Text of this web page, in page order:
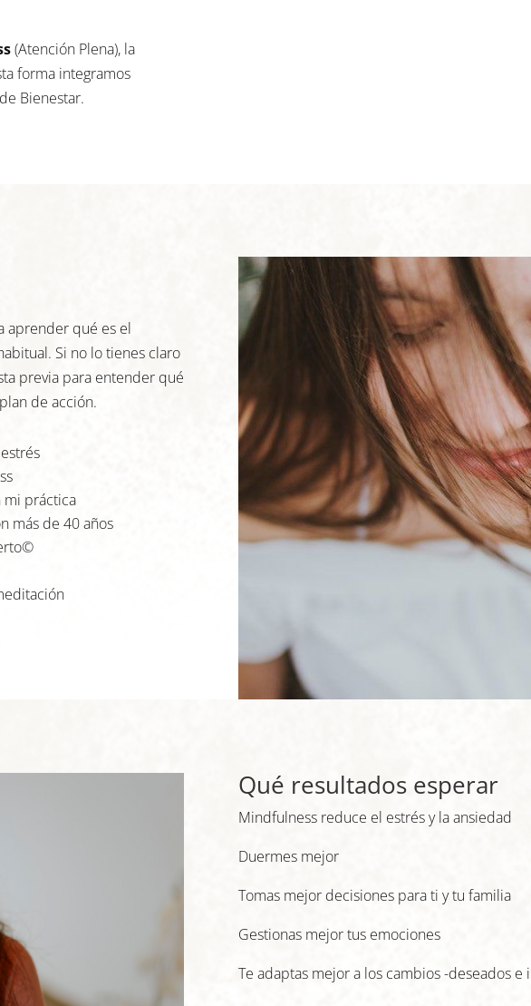
(Atención Plena), la
forma integramos
Bienestar.
aprender qué es el
Si no lo tienes claro
previa para entender qué
de acción.
mi práctica
más de 40 años
Qué resultados esperar
Mindfulness reduce el estrés y la ansiedad
Duermes mejor
Tomas mejor decisiones para ti y tu familia
Gestionas mejor tus emociones
Te adaptas mejor a los cambios -deseados e